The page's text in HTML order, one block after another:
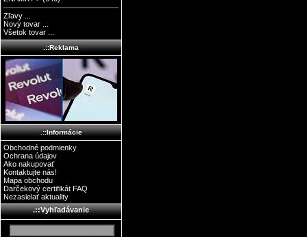
Zľavy ...
Nový tovar ...
Všetok tovar ...
.::Reklama
.::Informácie
Obchodné podmienky
Ochrana údajov
Ako nakupovať
Kontaktujte nás!
Mapa obchodu
Darčekový certifikát FAQ
Nezasielať aktuality
.::Vyhľadávanie